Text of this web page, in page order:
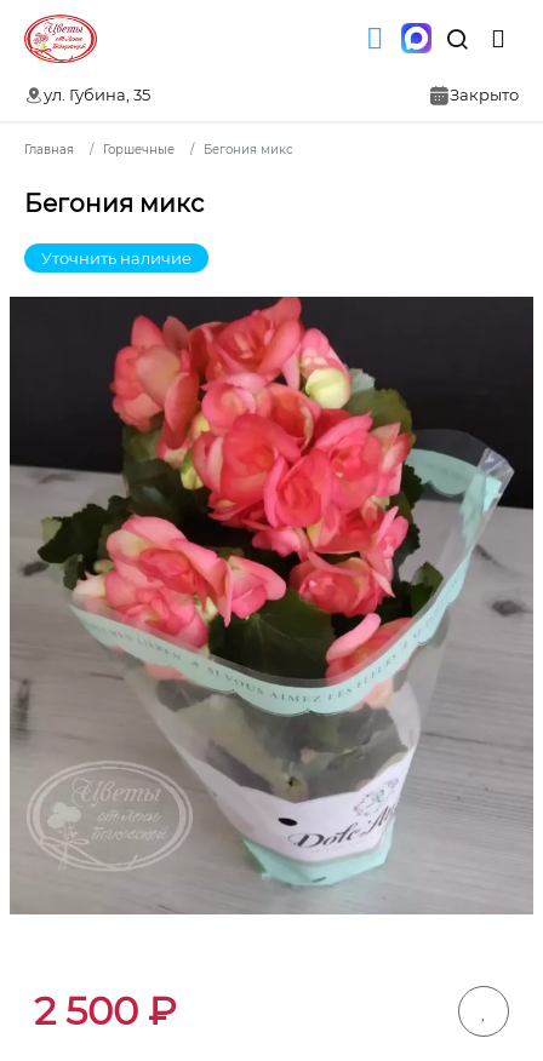
ул. Губина, 35 Закрыто
Главная Горшечные Бегония микс
Бегония микс
Уточнить наличие
2 500 ₽